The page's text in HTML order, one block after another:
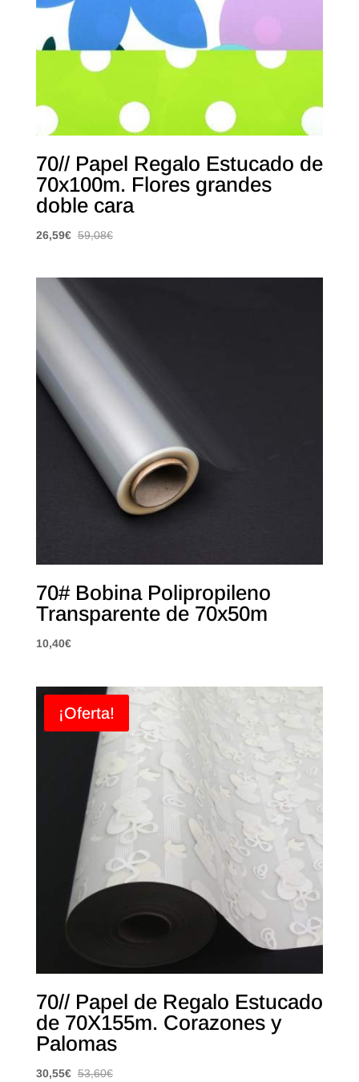
70// Papel Regalo Estucado de
70x100m. Flores grandes
doble cara
26,59€ 59,08€
70# Bobina Polipropileno
Transparente de 70x50m
10,40€
¡Oferta!
70// Papel de Regalo Estucado
de 70X155m. Corazones y
Palomas
30,55€ 53,60€